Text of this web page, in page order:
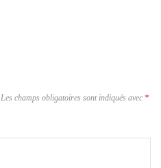
Les champs obligatoires sont indiqués avec *